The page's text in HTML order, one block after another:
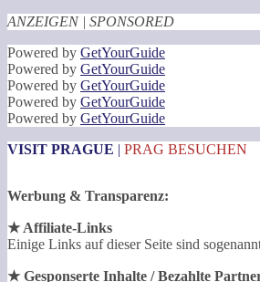
ANZEIGEN | SPONSORED
Powered by GetYourGuide
Powered by GetYourGuide
Powered by GetYourGuide
Powered by GetYourGuide
Powered by GetYourGuide
VISIT PRAGUE | PRAG BESUCHEN
Werbung & Transparenz:
★ Affiliate-Links
Einige Links auf dieser Seite sind
★ Gesponserte Inhalte / Bezahlte